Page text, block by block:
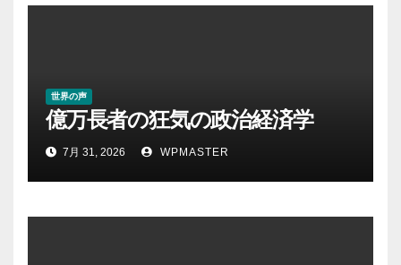
世界の声
億万長者の狂気の政治経済学
7月 31, 2026 WPMASTER